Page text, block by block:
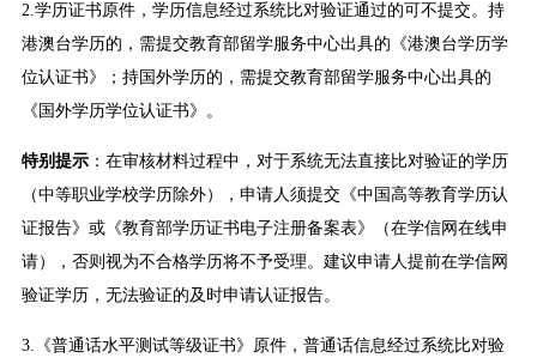
2.学历证书原件，学历信息经过系统比对验证通过的可不提交。持
港澳台学历的，需提交教育部留学服务中心出具的《港澳台学历学
位认证书》；持国外学历的，需提交教育部留学服务中心出具的
《国外学历学位认证书》。
特别提示：在审核材料过程中，对于系统无法直接比对验证的学历
（中等职业学校学历除外），申请人须提交《中国高等教育学历认
证报告》或《教育部学历证书电子注册备案表》（在学信网在线申
请），否则视为不合格学历将不予受理。建议申请人提前在学信网
验证学历，无法验证的及时申请认证报告。
3.《普通话水平测试等级证书》原件，普通话信息经过系统比对验